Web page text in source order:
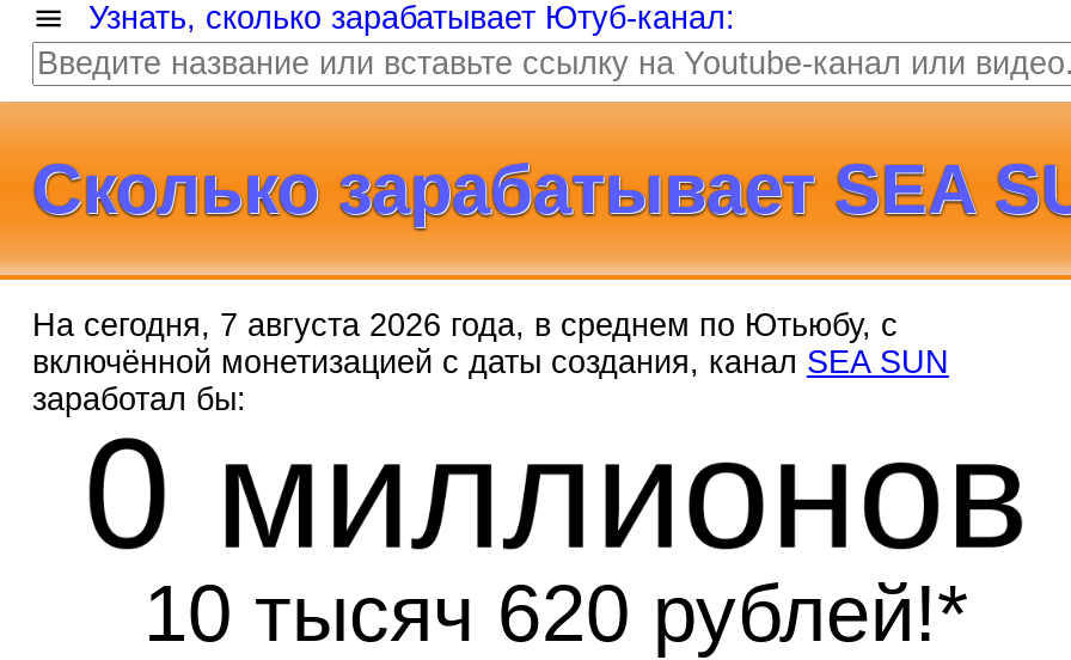
Узнать, сколько зарабатывает Ютуб-канал:
Сколько зарабатывает SEA
На сегодня, 7 августа 2026 года, в среднем по Ютьюбу, с
включённой монетизацией с даты создания, канал SEA SUN
заработал бы:
10 тысяч 620 рублей!*